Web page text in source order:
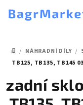
DOMŮ
/ NÁHRADNÍ DÍLY /
TB125, TB135, TB145
zadní sklo